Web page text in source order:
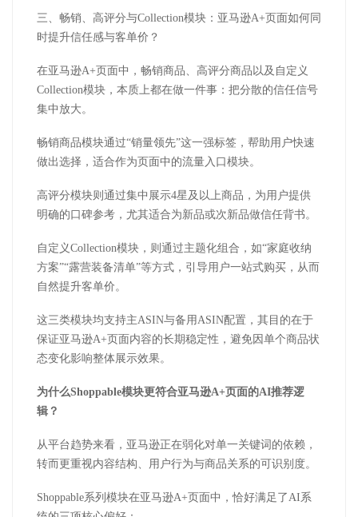
三、畅销、高评分与Collection模块：亚马逊A+页面如何同
时提升信任感与客单价？
在亚马逊A+页面中，畅销商品、高评分商品以及自定义
Collection模块，本质上都在做一件事：把分散的信任信号
集中放大。
畅销商品模块通过“销量领先”这一强标签，帮助用户快速
做出选择，适合作为页面中的流量入口模块。
高评分模块则通过集中展示4星及以上商品，为用户提供
明确的口碑参考，尤其适合为新品或次新品做信任背书。
自定义Collection模块，则通过主题化组合，如“家庭收纳
方案”“露营装备清单”等方式，引导用户一站式购买，从而
自然提升客单价。
这三类模块均支持主ASIN与备用ASIN配置，其目的在于
保证亚马逊A+页面内容的长期稳定性，避免因单个商品状
态变化影响整体展示效果。
为什么Shoppable模块更符合亚马逊A+页面的AI推荐逻
辑？
从平台趋势来看，亚马逊正在弱化对单一关键词的依赖，
转而更重视内容结构、用户行为与商品关系的可识别度。
Shoppable系列模块在亚马逊A+页面中，恰好满足了AI系